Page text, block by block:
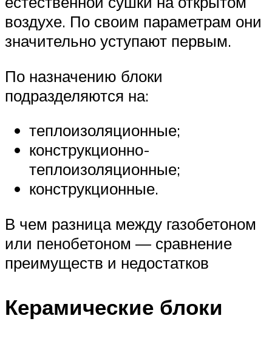
воздухе. По своим параметрам они
значительно уступают первым.
По назначению блоки
подразделяются на:
теплоизоляционные;
конструкционно-
теплоизоляционные;
конструкционные.
В чем разница между газобетоном
или пенобетоном — сравнение
преимуществ и недостатков
Керамические блоки